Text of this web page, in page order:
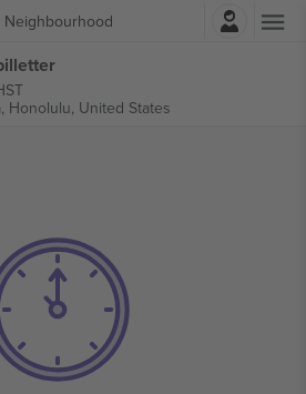
NeighbourhoodLogg Inn
Honolulu, United States